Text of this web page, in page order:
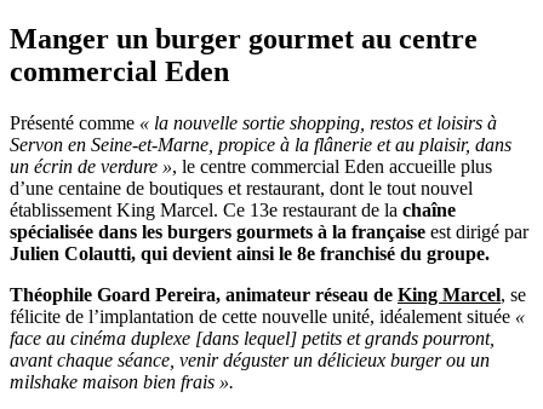
Manger un burger gourmet au centre
commercial Eden
Présenté comme « la nouvelle sortie shopping, restos et loisirs à
Servon en Seine-et-Marne, propice à la flânerie et au plaisir, dans
un écrin de verdure », le centre commercial Eden accueille plus
d’une centaine de boutiques et restaurant, dont le tout nouvel
établissement King Marcel. Ce 13e restaurant de la chaîne
spécialisée dans les burgers gourmets à la française est dirigé par
Julien Colautti, qui devient ainsi le 8e franchisé du groupe.
Théophile Goard Pereira, animateur réseau de King Marcel, se
félicite de l’implantation de cette nouvelle unité, idéalement située «
face au cinéma duplexe [dans lequel] petits et grands pourront,
avant chaque séance, venir déguster un délicieux burger ou un
milshake maison bien frais ».